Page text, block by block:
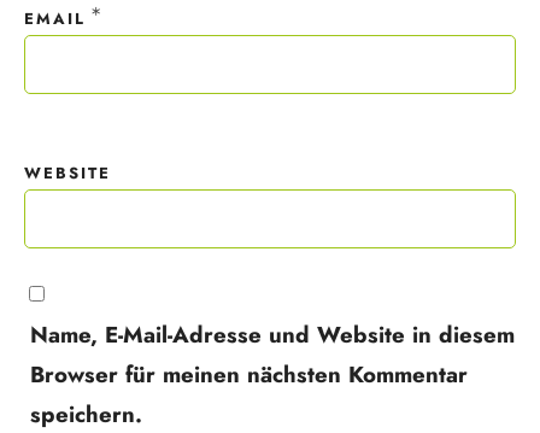
EMAIL *
WEBSITE
Name, E-Mail-Adresse und Website in diesem
Browser für meinen nächsten Kommentar
speichern.